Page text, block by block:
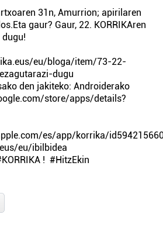
31n, Amurrion; apirilaren
gaur? Gaur, 22. KORRIKAren
eu/bloga/item/73-22-
dugu
den jakiteko: Androiderako
store/apps/details?
es/app/korrika/
eu/ibilbidea
! #HitzEkin